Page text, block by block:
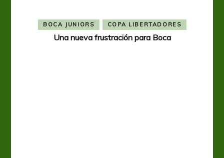
BOCA JUNIORS COPA LIBERTADORES
Una nueva frustración para Boca